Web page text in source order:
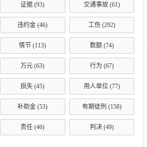
证据 (93) 交通事故(61)
违约金 (46) 工伤(292)
情节 (113) 数额(74)
万元 (63) 行为 (67)
损失 (45) 用人单位 (77)
补助金 (53) 有期徒刑 (158)
责任 (46) 判决(49)